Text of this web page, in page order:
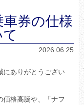
券の仕様
2026.06.25
にありがとうござい
価格高騰や、「ナフ